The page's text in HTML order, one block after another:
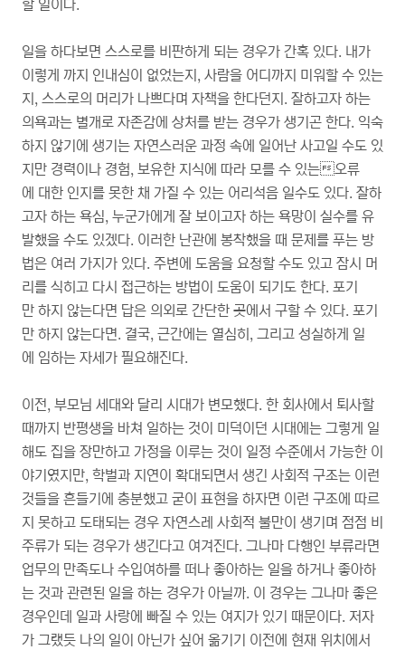
할 일이다.
일을 하다보면 스스로를 비판하게 되는 경우가 간혹 있다. 내가
이렇게 까지 인내심이 없었는지, 사람을 어디까지 미워할 수 있는
지, 스스로의 머리가 나쁘다며 자책을 한다던지. 잘하고자 하는
의욕과는 별개로 자존감에 상처를 받는 경우가 생기곤 한다. 익숙
하지 않기에 생기는 자연스러운 과정 속에 일어난 사고일 수도 있
지만 경력이나 경험, 보유한 지식에 따라 모를 수 있는오류
에 대한 인지를 못한 채 가질 수 있는 어리석음 일수도 있다. 잘하
고자 하는 욕심, 누군가에게 잘 보이고자 하는 욕망이 실수를 유
발했을 수도 있겠다. 이러한 난관에 봉착했을 때 문제를 푸는 방
법은 여러 가지가 있다. 주변에 도움을 요청할 수도 있고 잠시 머
리를 식히고 다시 접근하는 방법이 도움이 되기도 한다. 포기
만 하지 않는다면 답은 의외로 간단한 곳에서 구할 수 있다. 포기
만 하지 않는다면. 결국, 근간에는 열심히, 그리고 성실하게 일
에 임하는 자세가 필요해진다.
이전, 부모님 세대와 달리 시대가 변모했다. 한 회사에서 퇴사할
때까지 반평생을 바쳐 일하는 것이 미덕이던 시대에는 그렇게 일
해도 집을 장만하고 가정을 이루는 것이 일정 수준에서 가능한 이
야기였지만, 학벌과 지연이 확대되면서 생긴 사회적 구조는 이런
것들을 흔들기에 충분했고 굳이 표현을 하자면 이런 구조에 따르
지 못하고 도태되는 경우 자연스레 사회적 불만이 생기며 점점 비
주류가 되는 경우가 생긴다고 여겨진다. 그나마 다행인 부류라면
업무의 만족도나 수입여하를 떠나 좋아하는 일을 하거나 좋아하
는 것과 관련된 일을 하는 경우가 아닐까. 이 경우는 그나마 좋은
경우인데 일과 사랑에 빠질 수 있는 여지가 있기 때문이다. 저자
가 그랬듯 나의 일이 아닌가 싶어 옮기기 이전에 현재 위치에서